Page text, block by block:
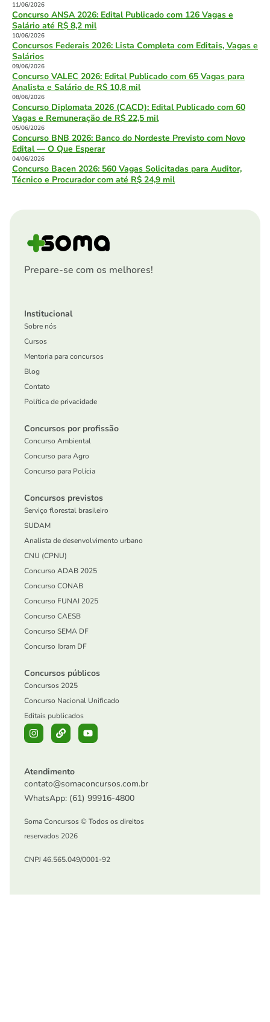
11/06/2026
Concurso ANSA 2026: Edital Publicado com 126 Vagas e
Salário até R$ 8,2 mil
10/06/2026
Concursos Federais 2026: Lista Completa com Editais, Vagas e
Salários
09/06/2026
Concurso VALEC 2026: Edital Publicado com 65 Vagas para
Analista e Salário de R$ 10,8 mil
08/06/2026
Concurso Diplomata 2026 (CACD): Edital Publicado com 60
Vagas e Remuneração de R$ 22,5 mil
05/06/2026
Concurso BNB 2026: Banco do Nordeste Previsto com Novo
Edital — O Que Esperar
04/06/2026
Concurso Bacen 2026: 560 Vagas Solicitadas para Auditor,
Técnico e Procurador com até R$ 24,9 mil
Prepare-se com os melhores!
Institucional
Sobre nós
Cursos
Mentoria para concursos
Blog
Contato
Política de privacidade
Concursos por profissão
Concurso Ambiental
Concurso para Agro
Concurso para Polícia
Concursos previstos
Serviço florestal brasileiro
SUDAM
Analista de desenvolvimento urbano
CNU (CPNU)
Concurso ADAB 2025
Concurso CONAB
Concurso FUNAI 2025
Concurso CAESB
Concurso SEMA DF
Concurso Ibram DF
Concursos públicos
Concursos 2025
Concurso Nacional Unificado
Editais publicados
Atendimento
contato@somaconcursos.com.br
WhatsApp: (61) 99916-4800
Soma Concursos © Todos os direitos
reservados 2026
CNPJ 46.565.049/0001-92